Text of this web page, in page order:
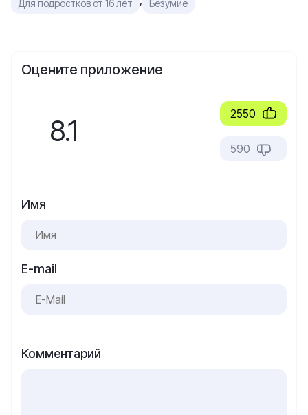
Для подростков от 16 лет Безумие
Оцените приложение
8.1 2550
590
Имя
E-mail
Комментарий